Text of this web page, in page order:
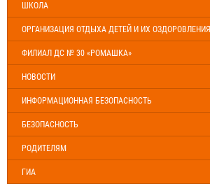
ШКОЛА
ОРГАНИЗАЦИЯ ОТДЫХА ДЕТЕЙ И ИХ ОЗДОРОВЛЕНИЯ
ФИЛИАЛ ДС № 30 «РОМАШКА»
НОВОСТИ
ИНФОРМАЦИОННАЯ БЕЗОПАСНОСТЬ
БЕЗОПАСНОСТЬ
РОДИТЕЛЯМ
ГИА